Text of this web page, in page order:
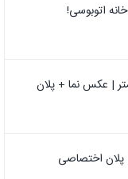
پلان اختصاصی